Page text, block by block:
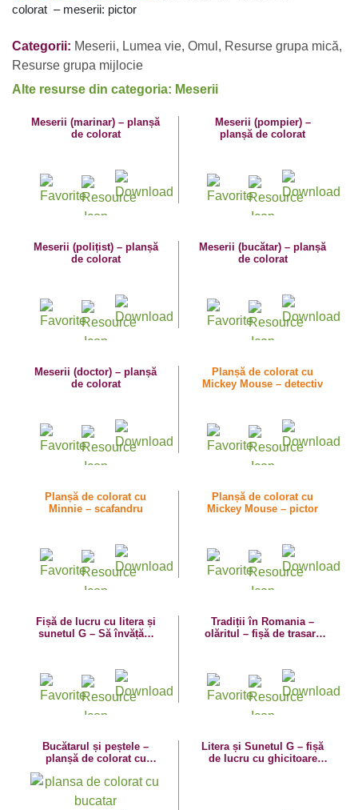
colorat – meserii: pictor
Categorii: Meserii, Lumea vie, Omul , Resurse grupa mică,
Resurse grupa mijlocie
Alte resurse din categoria: Meserii
Meserii (marinar) – planșă
de colorat
Meserii (pompier) –
planșă de colorat
Meserii (polițist) – planșă
de colorat
Meserii (bucătar) – planșă
de colorat
Meserii (doctor) – planșă
de colorat
Planșă de colorat cu
Mickey Mouse – detectiv
Planșă de colorat cu
Minnie – scafandru
Planșă de colorat cu
Mickey Mouse – pictor
Fișă de lucru cu litera și
sunetul G – Să învățăm
Tradiții în Romania –
olăritul – fișă de trasare
Bucătarul și peștele –
planșă de colorat cu
Litera și Sunetul G – fișă
de lucru cu ghicitoare